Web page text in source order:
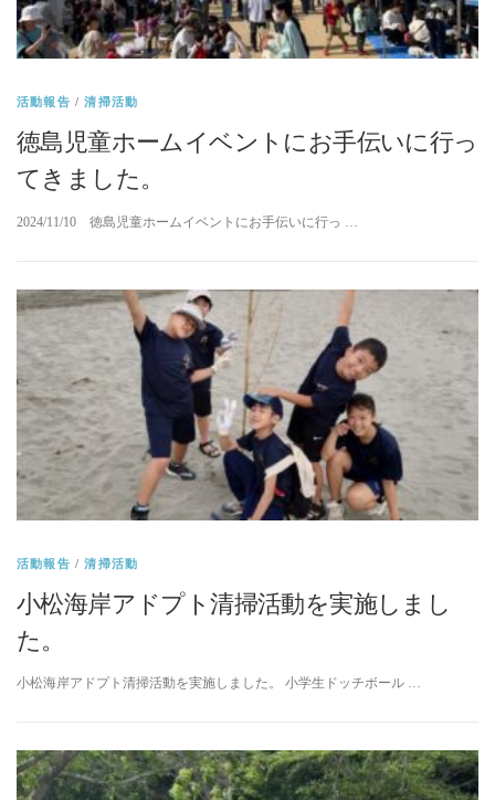
活動報告 /清掃活動
徳島児童ホームイベントにお手伝いに行っ
てきました。
2024/11/10 徳島児童ホームイベントにお手伝いに行っ …
活動報告 /清掃活動
小松海岸アドプト清掃活動を実施しまし
た。
小松海岸アドプト清掃活動を実施しました。 小学生ドッチボール …